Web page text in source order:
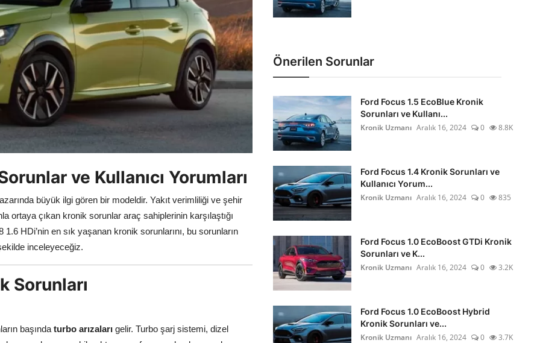
ve Kullanıcı Yorumları
büyük ilgi gören bir modeldir. Yakıt verimliliği ve şehir
ortaya çıkan kronik sorunlar araç sahiplerinin karşılaştığı
HDi’nin en sık yaşanan kronik sorunlarını, bu sorunların
inceleyeceğiz.
Sorunları
başındaturbo arızaları gelir. Turbo şarj sistemi, dizel
Önerilen Sorunlar
Ford Focus 1.5 EcoBlue Kronik
Sorunları ve Kullanı...
Kronik Uzmanı Aralık 16, 2024 0 8.8K
Ford Focus 1.4 Kronik Sorunları ve
Kullanıcı Yorum...
Kronik Uzmanı Aralık 16, 2024 0 835
Ford Focus 1.0 EcoBoost GTDi Kronik
Sorunları ve K...
Kronik Uzmanı Aralık 16, 2024 0 3.2K
Ford Focus 1.0 EcoBoost Hybrid
Kronik Sorunları ve...
Kronik Uzmanı Aralık 16, 2024 0 3.7K